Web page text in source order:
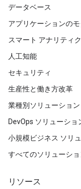
データベース
アプリケーションの
スマート アナリティ
人工知能
セキュリティ
生産性と働き方改革
業種別ソリューション
DevOps ソリューショ
小規模ビジネス ソリ
すべてのソリューシ
リソース